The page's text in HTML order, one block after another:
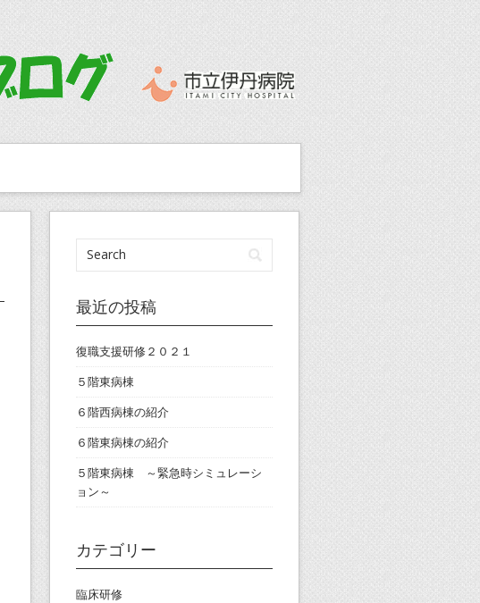
最近の投稿
復職支援研修２０２１
５階東病棟
６階西病棟の紹介
６階東病棟の紹介
５階東病棟 ～緊急時シミュレーシ
ョン～
カテゴリー
臨床研修